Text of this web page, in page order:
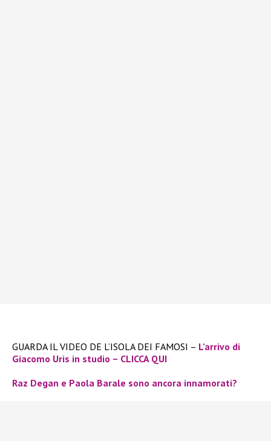
GUARDA IL VIDEO DE L’ISOLA DEI FAMOSI – L’arrivo di
Giacomo Uris in studio – CLICCA QUI
Raz Degan e Paola Barale sono ancora innamorati?